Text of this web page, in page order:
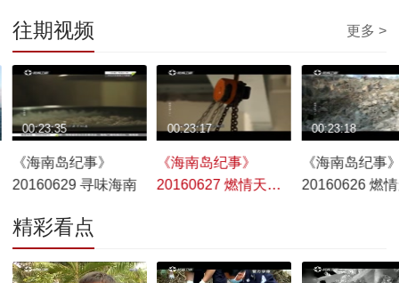
往期视频 更多 >
《海南岛纪事》
20160629 寻味海南
00:23:35
《海南岛纪事》
20160627 燃情天梯
00:23:17
《海南岛纪事
20160626 燃
00:23:18
精彩看点